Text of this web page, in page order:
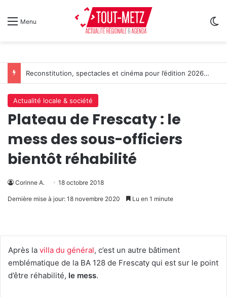
Menu
Reconstitution, spectacles et cinéma pour l’édition 2026 de « Ça tombe comme à Gravelotte »
Actualité locale & société
Plateau de Frescaty : le
mess des sous-officiers
bientôt réhabilité
Corinne A. 18 octobre 2018
Dernière mise à jour: 18 novembre 2020 Lu en 1 minute
Après la villa du général, c’est un autre bâtiment
emblématique de la BA 128 de Frescaty qui est sur le point
d’être réhabilité, le mess.